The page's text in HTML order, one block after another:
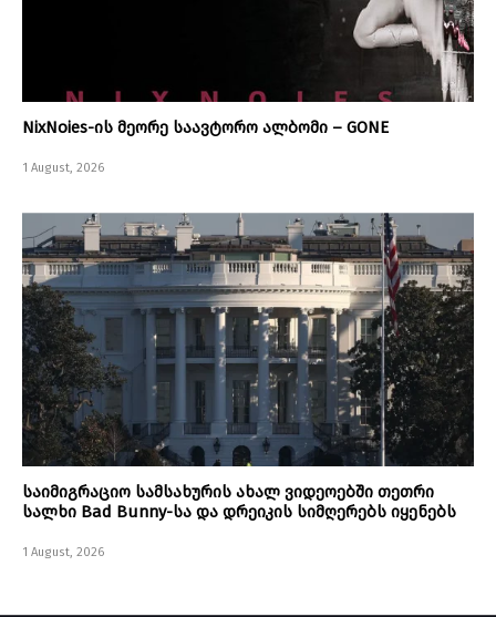
NixNoies-ის მეორე საავტორო ალბომი – GONE
1 August, 2026
საიმიგრაციო სამსახურის ახალ ვიდეოებში თეთრი
სალხი Bad Bunny-სა და დრეიკის სიმღერებს იყენებს
1 August, 2026